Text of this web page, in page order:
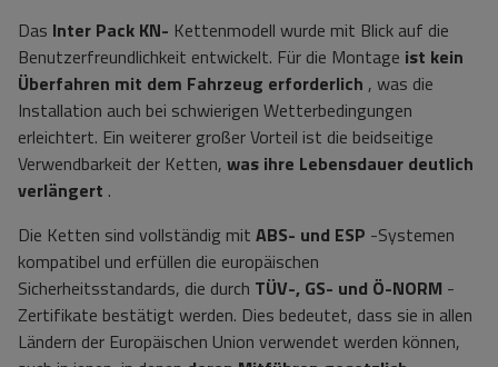
Das Inter Pack KN- Kettenmodell wurde mit Blick auf die
Benutzerfreundlichkeit entwickelt. Für die Montage ist kein
Überfahren mit dem Fahrzeug erforderlich , was die
Installation auch bei schwierigen Wetterbedingungen
erleichtert. Ein weiterer großer Vorteil ist die beidseitige
Verwendbarkeit der Ketten, was ihre Lebensdauer deutlich
verlängert .
Die Ketten sind vollständig mit ABS- und ESP -Systemen
kompatibel und erfüllen die europäischen
Sicherheitsstandards, die durch TÜV-, GS- und Ö-NORM -
Zertifikate bestätigt werden. Dies bedeutet, dass sie in allen
Ländern der Europäischen Union verwendet werden können,